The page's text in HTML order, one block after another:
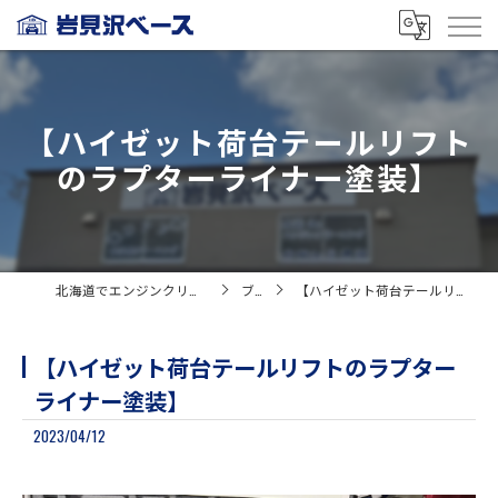
【ハイゼット荷台テールリフト
のラプターライナー塗装】
ブログ 【ハイゼット荷台テールリフトのラプターライナー塗装】
【ハイゼット荷台テールリフトのラプター
ライナー塗装】
2023/04/12